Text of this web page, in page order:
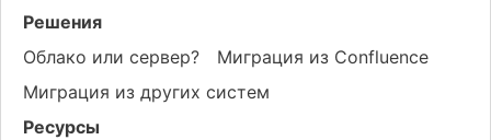
Решения
Облако или сервер?
Миграция из Confluence
Миграция из других систем
Ресурсы